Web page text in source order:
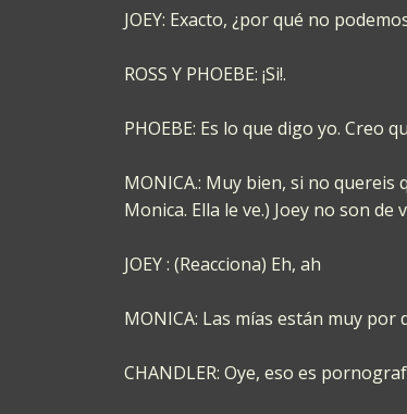
JOEY: Exacto, ¿por qué no
ROSS Y PHOEBE: ¡Si!.
PHOEBE: Es lo que digo yo.
MONICA.: Muy bien, si no quereis
Monica. Ella le ve.) Joey no son de
JOEY : (Reacciona) Eh, ah
MONICA: Las mías están muy por
CHANDLER: Oye, eso es